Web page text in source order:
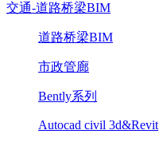
交通-道路桥梁BIM
道路桥梁BIM
市政管廊
Bently系列
Autocad civil 3d&Revit